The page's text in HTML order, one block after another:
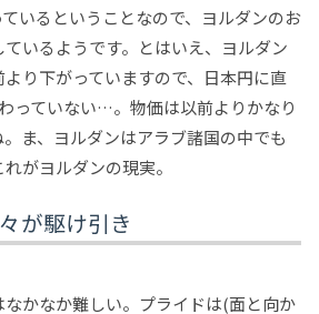
いるということなので、ヨルダンのお
いるようです。とはいえ、ヨルダン
り下がっていますので、日本円に直
っていない…。物価は以前よりかなり
ま、ヨルダンはアラブ諸国の中でも
がヨルダンの現実。
が駆け引き
かなか難しい。プライドは(面と向か